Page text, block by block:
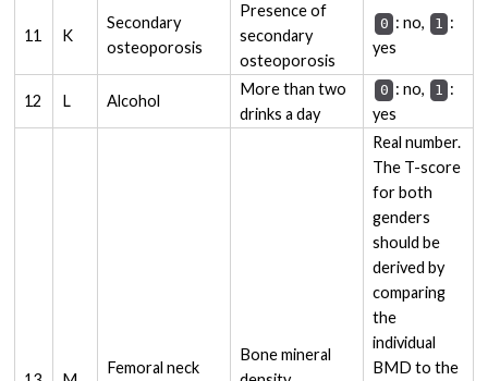
11 K
Secondary
osteoporosis
Presence of
secondary
osteoporosis
0 : no, 1 :
yes
12 L Alcohol
More than two
drinks a day
0 : no, 1 :
yes
Femoral neck
Bone mineral
Real number.
The T-score
for both
genders
should be
derived by
comparing
the
individual
BMD to the